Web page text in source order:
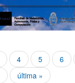
4 5
6
última »